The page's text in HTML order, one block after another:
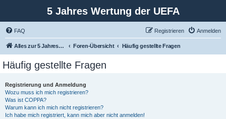
5 Jahres Wertung der UEFA
FAQ Anmelden
Registrieren
Alles zur 5 Jahreswertung / Tabelle der UEFA mit vielen Statistiken. Foren-Übersicht Häufig gestellte Fragen
Häufig gestellte Fragen
Registrierung und Anmeldung
Wozu muss ich mich registrieren?
Was ist COPPA?
Warum kann ich mich nicht registrieren?
Ich habe mich registriert, kann mich aber nicht anmelden!